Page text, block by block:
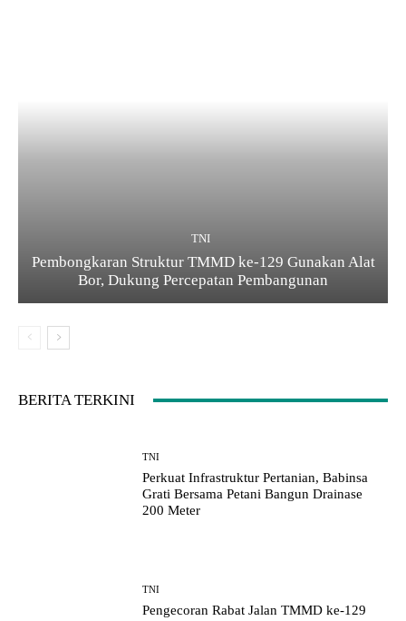
TNI
Pembongkaran Struktur TMMD ke-129 Gunakan Alat
Bor, Dukung Percepatan Pembangunan
BERITA TERKINI
TNI
Perkuat Infrastruktur Pertanian, Babinsa
Grati Bersama Petani Bangun Drainase
200 Meter
TNI
Pengecoran Rabat Jalan TMMD ke-129